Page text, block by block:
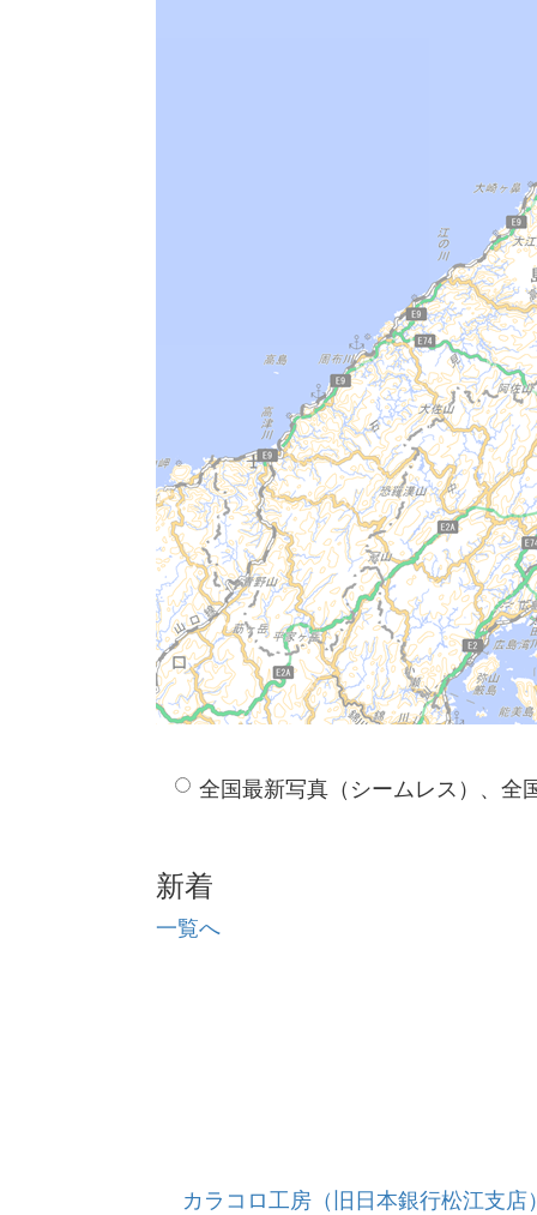
全国最新写真（シームレス）、全
新着
一覧へ
カラコロ工房（旧日本銀行松江支店